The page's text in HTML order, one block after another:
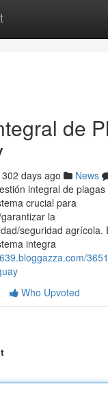
de
302 days ago News
integral de
crucial para
la
seguridad agrícola.
integra
Who Upvoted